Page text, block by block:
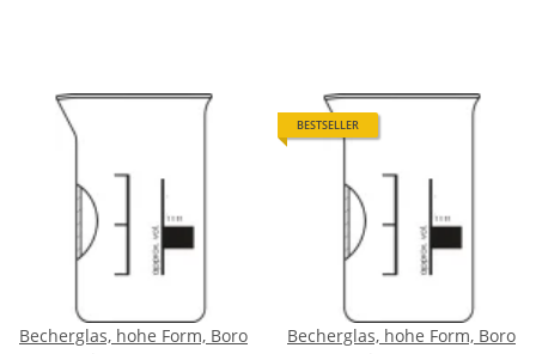
Becherglas, hohe Form, Boro
BESTSELLER
Becherglas, hohe Form, Boro